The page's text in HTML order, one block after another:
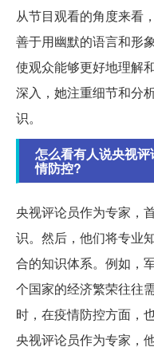
从节目观看的角度来看
善于用幽默的语言和形
使观众能够更好地理解
深入，她注重细节和分
识。
怎么看有人说央视
情防控?
央视评论员作为专家，
识。然后，他们将专业
合的知识体系。例如，
个国家的经济繁荣往往
时，在疫情防控方面，
央视评论员作为专家，